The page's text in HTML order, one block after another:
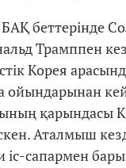
БАҚ беттерінде
Трамппен
Корея
қарындасы
Аталмыш
іс-сапармен